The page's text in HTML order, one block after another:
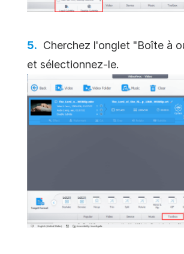
Cherchez l'onglet "Boîte à
et sélectionnez-le.